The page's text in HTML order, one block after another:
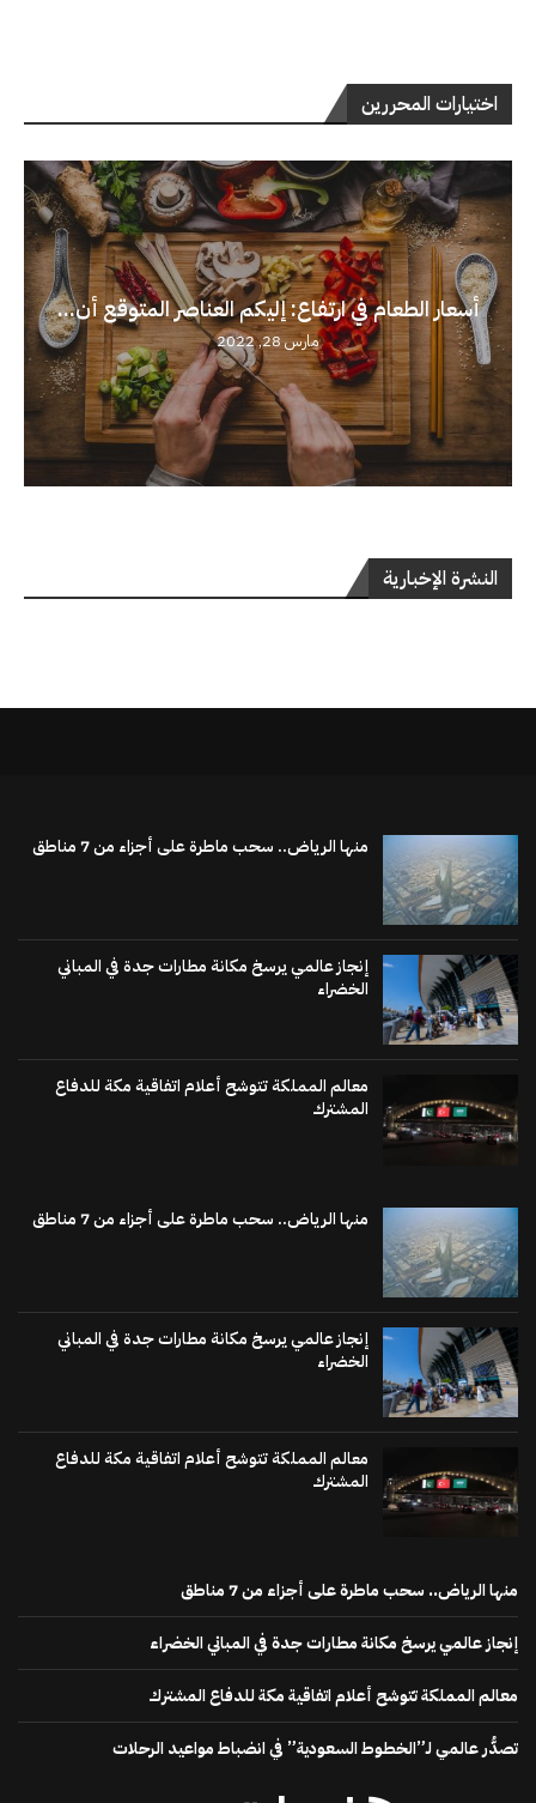
اختيارات المحررين
أسعار الطعام في ارتفاع: إليكم العناصر المتوقع أن...
مارس 28, 2022
النشرة الإخبارية
منها الرياض.. سحب ماطرة على أجزاء من 7 مناطق
إنجاز عالمي يرسخ مكانة مطارات جدة في المباني
الخضراء
معالم المملكة تتوشح أعلام اتفاقية مكة للدفاع
المشترك
منها الرياض.. سحب ماطرة على أجزاء من 7 مناطق
إنجاز عالمي يرسخ مكانة مطارات جدة في المباني
الخضراء
معالم المملكة تتوشح أعلام اتفاقية مكة للدفاع
المشترك
منها الرياض.. سحب ماطرة على أجزاء من 7 مناطق
إنجاز عالمي يرسخ مكانة مطارات جدة في المباني الخضراء
معالم المملكة تتوشح أعلام اتفاقية مكة للدفاع المشترك
تصدُّر عالمي لـ”الخطوط السعودية” في انضباط مواعيد الرحلات